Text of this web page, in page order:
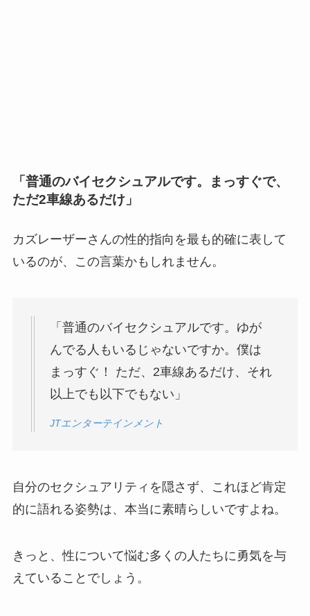
「普通のバイセクシュアルです。まっすぐで、
ただ2車線あるだけ」
カズレーザーさんの性的指向を最も的確に表して
いるのが、この言葉かもしれません。
「普通のバイセクシュアルです。ゆが
んでる人もいるじゃないですか。僕は
まっすぐ！ ただ、2車線あるだけ、それ
以上でも以下でもない」
JTエンターテインメント
自分のセクシュアリティを隠さず、これほど肯定
的に語れる姿勢は、本当に素晴らしいですよね。
きっと、性について悩む多くの人たちに勇気を与
えていることでしょう。